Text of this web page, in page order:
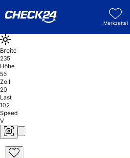
Merkzettel
Breite
235
Höhe
55
Zoll
20
Last
102
Speed
V